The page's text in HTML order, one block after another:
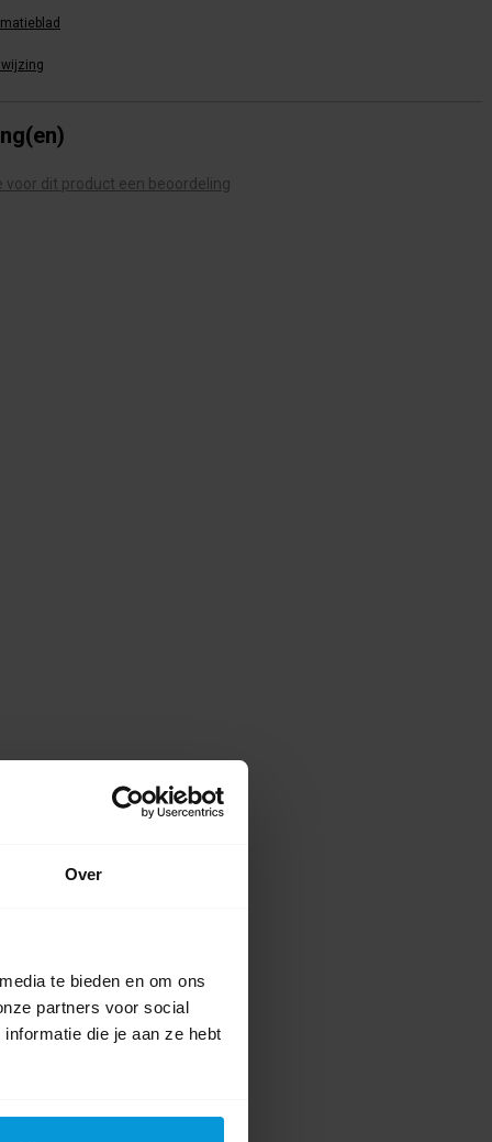
Over
te bieden en om ons
partners voor social
die je aan ze hebt
voor dit product een beoordeling